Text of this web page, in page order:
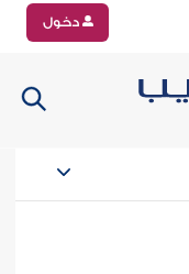
دخول